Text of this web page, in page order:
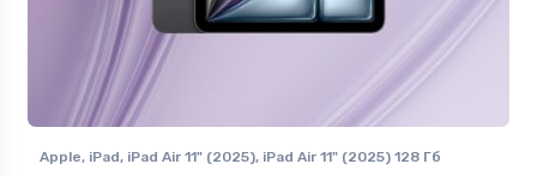
Apple, iPad, iPad Air 11" (2025), iPad Air 11" (2025) 128 Гб